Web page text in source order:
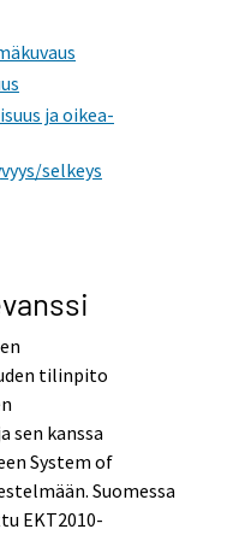
ja oikea-
selkeys
tilinpito
sen kanssa
System of
Suomessa
EKT2010-